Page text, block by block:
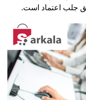
جلب اعتماد است.